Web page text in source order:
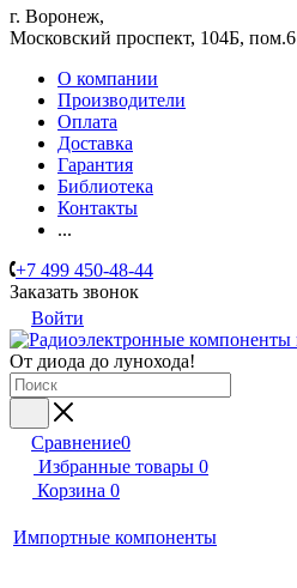
г. Воронеж,
​Московский проспект, 104Б, пом.6
О компании
Производители
Оплата
Доставка
Гарантия
Библиотека
Контакты
...
+7 499 450-48-44
Заказать звонок
Войти
От диода до лунохода!
Сравнение0
Избранные товары 0
Корзина 0
Импортные компоненты